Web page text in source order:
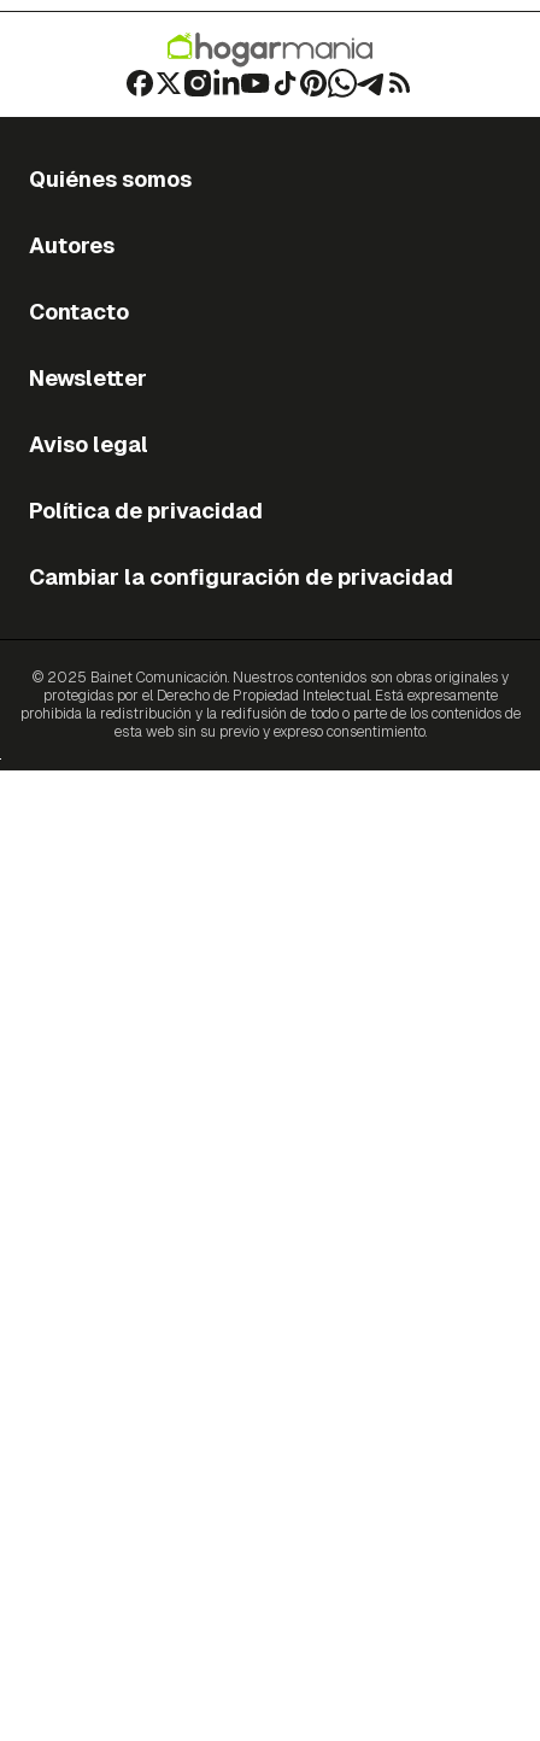
Quiénes somos
Autores
Contacto
Newsletter
Aviso legal
Política de privacidad
Cambiar la configuración de privacidad
© 2025 Bainet Comunicación. Nuestros contenidos son obras originales y
protegidas por el Derecho de Propiedad Intelectual. Está expresamente
prohibida la redistribución y la redifusión de todo o parte de los contenidos de
esta web sin su previo y expreso consentimiento.